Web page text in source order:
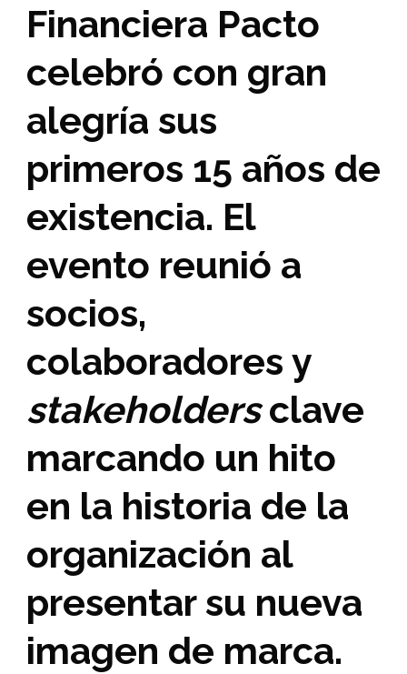
Financiera Pacto
celebró con gran
alegría sus
primeros 15 años de
existencia. El
evento reunió a
socios,
colaboradores y
stakeholdersclave
marcando un hito
en la historia de la
organización al
presentar su nueva
imagen de marca.